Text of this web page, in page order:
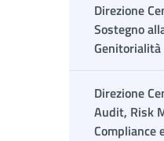
Direzione
Sostegno
Genitorialità
Direzione
Audit, Risk
Compliance